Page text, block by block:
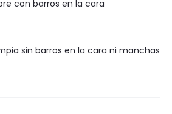
sin barros en la cara ni manchas